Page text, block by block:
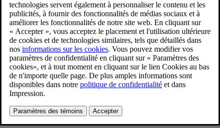
Volvo EX60 Design
1/22/2026
Favoris
Partager
Télécharger
Esquisse de conception
Pour consulter toute l’information sur les droits d’auteur, cliquez ici